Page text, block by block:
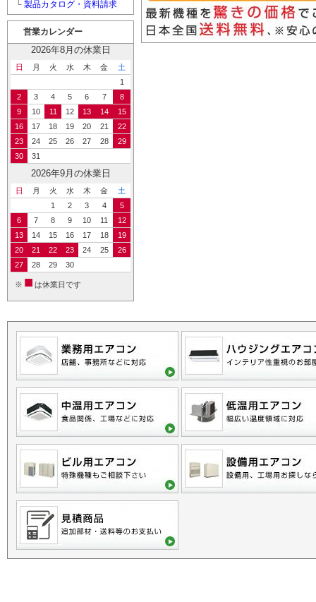
└ 製品カタログ・資料請求
営業カレンダー
2026年8月の休業日
日 月 火 水 木 金
土
1
2
3 4 5 6 7
8
9
10 11 12 13 14
15
16
17 18 19 20 21
22
23
24 25 26 27 28
29
30
31
2026年9月の休業日
日 月 火 水 木 金
土
1
2 3 4
5
6
7 8 9 10 11
12
13
14 15 16 17 18
19
20
21 22 23 24 25
26
27
28 29 30
※ ■ は休業日です